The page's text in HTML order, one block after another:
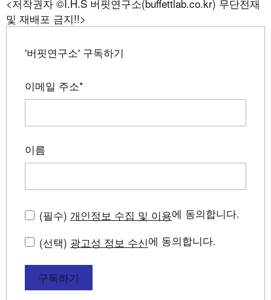
<저작권자 ©I.H.S 버핏연구소(buffettlab.co.kr) 무단전재
및 재배포 금지!!>
'버핏연구소' 구독하기
이메일 주소*
이름
(필수) 개인정보 수집 및 이용에 동의합니다.
(선택) 광고성 정보 수신에 동의합니다.
구독하기